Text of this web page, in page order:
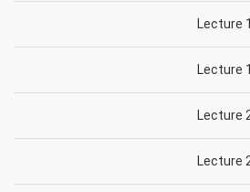
Lecture
Lecture
Lecture
Lecture